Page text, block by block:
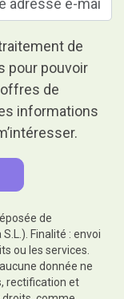
disponibles dans
des données
sans rien